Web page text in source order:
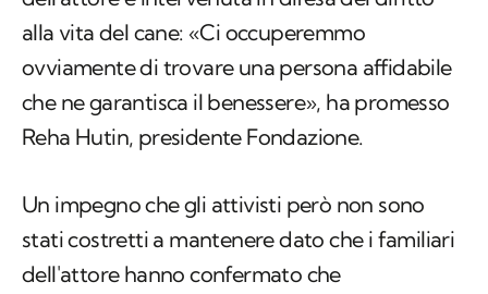
alla vita del cane: «Ci occuperemmo
ovviamente di trovare una persona affidabile
che ne garantisca il benessere», ha promesso
Reha Hutin, presidente Fondazione.
Un impegno che gli attivisti però non sono
stati costretti a mantenere dato che i familiari
dell'attore hanno confermato che